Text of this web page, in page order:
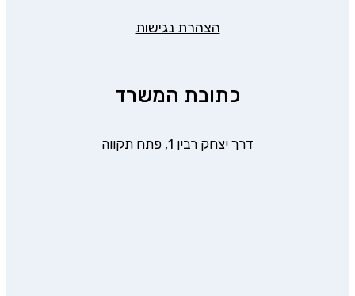
הצהרת נגישות
כתובת המשרד
דרך יצחק רבין 1, פתח תקווה